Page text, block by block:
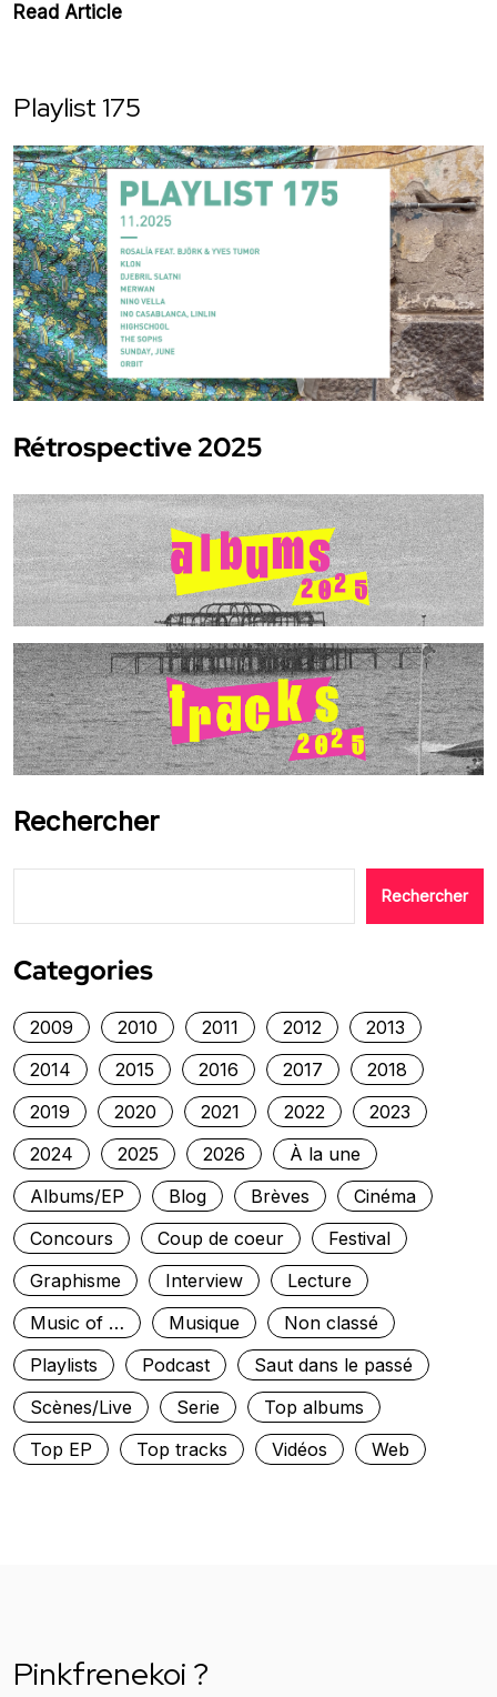
Read Article
Playlist 175
Rétrospective 2025
Rechercher
Rechercher
Categories
2009 2010 2011 2012
2013
2014
2015 2016 2017
2018
2019
2020 2021 2022
2023
2024
2025 2026
À la une
Albums/EP
Blog Brèves
Cinéma
Concours
Coup de coeur
Festival
Graphisme
Interview
Lecture
Music of …
Musique
Non classé
Playlists
Podcast
Saut dans le passé
Scènes/Live
Serie
Top albums
Top EP
Top tracks Vidéos Web
Pinkfrenekoi ?